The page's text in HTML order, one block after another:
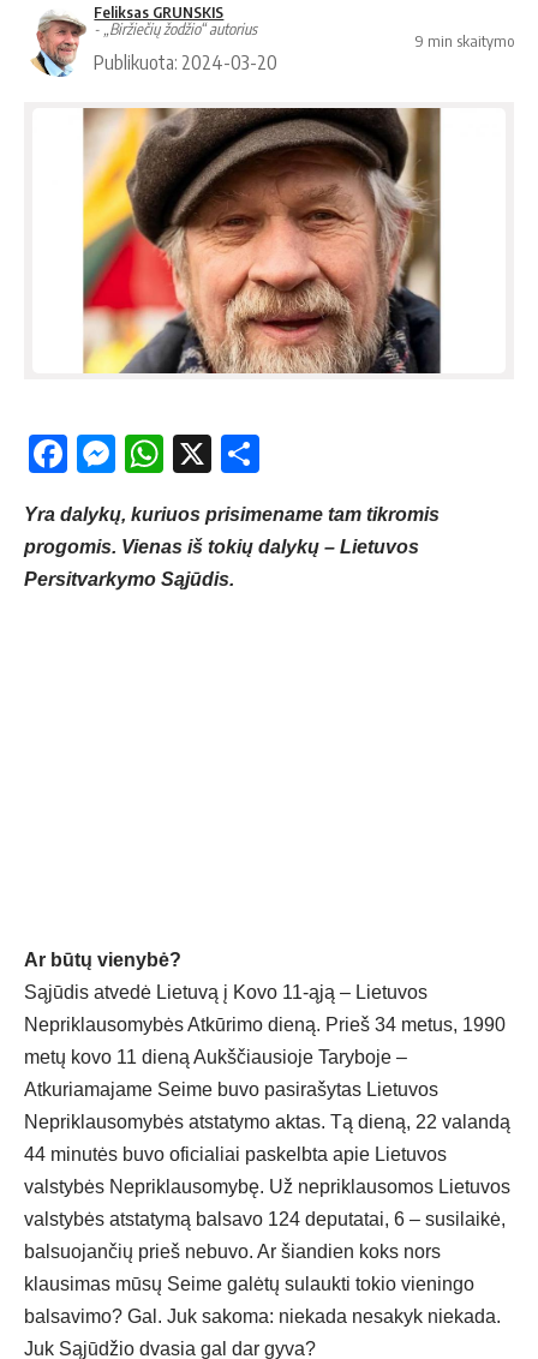
Feliksas GRUNSKIS
- „Biržiečių žodžio“ autorius
Publikuota: 2024-03-20
9 min skaitymo
Facebook
Messenger
WhatsApp
X
Yra dalykų, kuriuos prisimename tam tikromis
progomis. Vienas iš tokių dalykų – Lietuvos
Persitvarkymo Sąjūdis.
Ar būtų vienybė?
Sąjūdis atvedė Lietuvą į Kovo 11-ąją – Lietuvos
Nepriklausomybės Atkūrimo dieną. Prieš 34 metus, 1990
metų kovo 11 dieną Aukščiausioje Taryboje –
Atkuriamajame Seime buvo pasirašytas Lietuvos
Nepriklausomybės atstatymo aktas. Tą dieną, 22 valandą
44 minutės buvo oficialiai paskelbta apie Lietuvos
valstybės Nepriklausomybę. Už nepriklausomos Lietuvos
valstybės atstatymą balsavo 124 deputatai, 6 – susilaikė,
balsuojančių prieš nebuvo. Ar šiandien koks nors
klausimas mūsų Seime galėtų sulaukti tokio vieningo
balsavimo? Gal. Juk sakoma: niekada nesakyk niekada.
Juk Sąjūdžio dvasia gal dar gyva?